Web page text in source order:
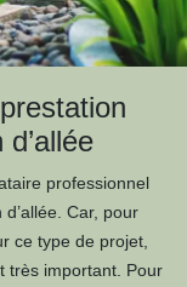
professionnel
Car, pour
ce type de projet,
très important. Pour